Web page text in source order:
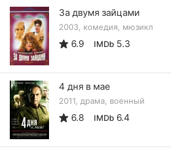
За двумя зайцами
2003, комедия, мюзикл
6.9 IMDb 5.3
4 дня в мае
2011, драма, военный
6.8 IMDb 6.4